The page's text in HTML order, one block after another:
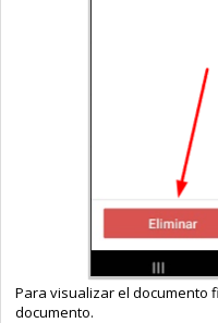
Para visualizar el documento
documento.